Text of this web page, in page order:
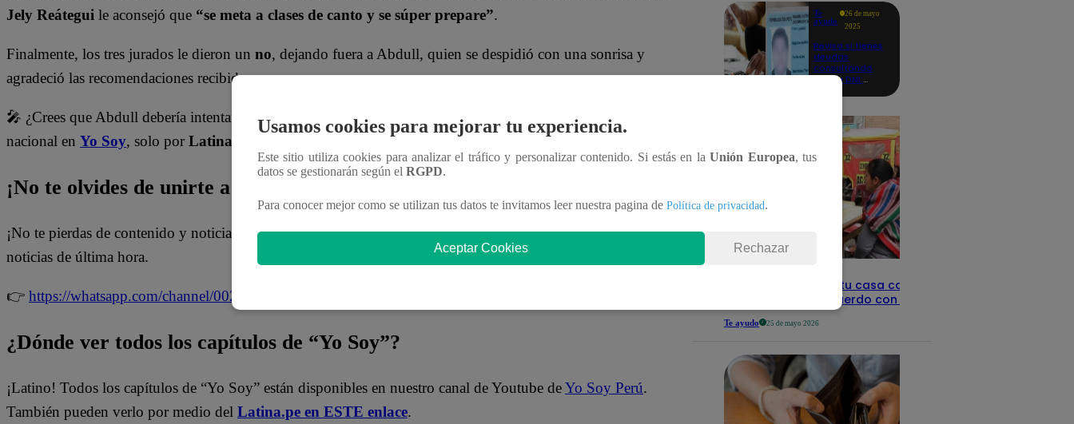
Jely Reátegui le aconsejó que “se meta a clases de canto y se súper prepare”.
Finalmente, los tres jurados le dieron un no, dejando fuera a Abdull, quien se despidió con una sonrisa y
agradeció las recomendaciones recibidas.
🎤 ¿Crees que Abdull debería intentarlo nuevamente en otra temporada? Descúbrelo viendo el talento
nacional en Yo Soy, solo por Latina Televisión
¡No te olvides de unirte a nuestro canal oficial!
¡No te pierdas de contenido y noticias EXCLUSIVAS! Interactúa con los talentos, obtén datos inéditos y
noticias de última hora.
👉 https://whatsapp.com/channel/0029Va4WPy1FMqraDNgjzM3Q
¿Dónde ver todos los capítulos de “Yo Soy”?
¡Latino! Todos los capítulos de “Yo Soy” están disponibles en nuestro canal de Youtube deYo Soy Perú.
También pueden verlo por medio del Latina.pe en ESTE enlace.
Te
ayudo
26 de mayo
2025
Revisa si tienes
deudas
consultando
con tu DNI:
detalles
Revisa con tu DNI si tu casa califica
como pobre, de acuerdo con el Sisfoh
Te ayudo 25 de mayo 2026
Usamos cookies para mejorar tu experiencia.
Este sitio utiliza cookies para analizar el tráfico y personalizar contenido. Si estás en laUnión Europea, tus
datos se gestionarán según el RGPD.
Para conocer mejor como se utilizan tus datos te invitamos leer nuestra pagina de Política de privacidad.
Aceptar Cookies Rechazar